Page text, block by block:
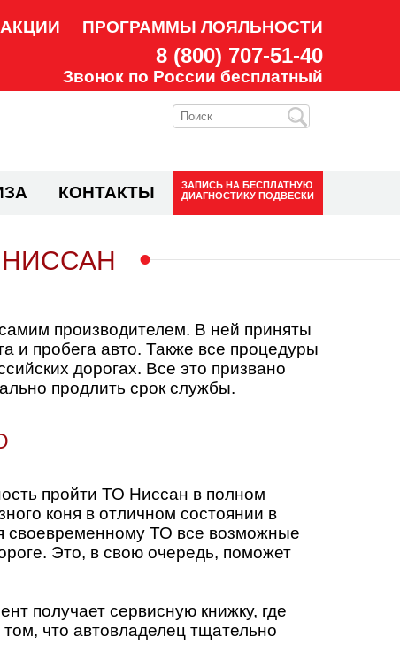
АКЦИИ ПРОГРАММЫ ЛОЯЛЬНОСТИ
8 (800) 707-51-40
Звонок по России бесплатный
КОНТАКТЫ ЗАПИСЬ НА БЕСПЛАТНУЮ
ДИАГНОСТИКУ ПОДВЕСКИ
производителем. В ней приняты
и пробега авто. Также все процедуры
дорогах. Все это призвано
продлить срок службы.
пройти ТО Ниссан в полном
коня в отличном состоянии в
своевременному ТО все возможные
Это, в свою очередь, поможет
получает сервисную книжку, где
что автовладелец тщательно